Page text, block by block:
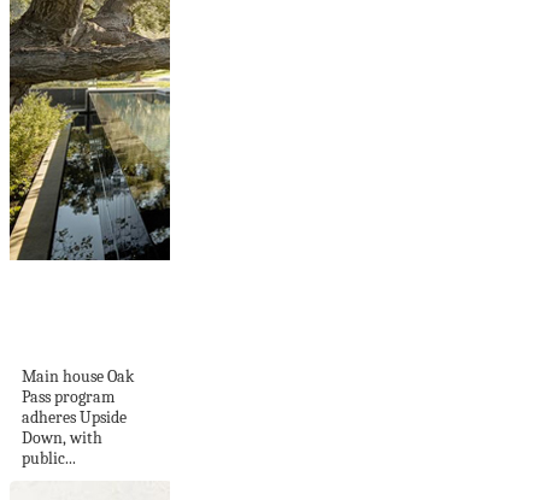
Main house Oak
Pass program
adheres Upside
Down, with
public...